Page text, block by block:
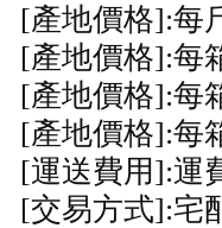
[產地價格]:每
[產地價格]:每
[產地價格]:每
[產地價格]:每
[運送費用]:運
[交易方式]:宅